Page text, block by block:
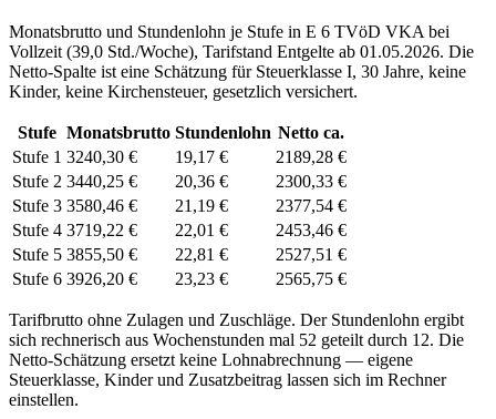
Monatsbrutto und Stundenlohn je Stufe in E 6 TVöD VKA bei
Vollzeit (39,0 Std./Woche), Tarifstand Entgelte ab 01.05.2026. Die
Netto-Spalte ist eine Schätzung für Steuerklasse I, 30 Jahre, keine
Kinder, keine Kirchensteuer, gesetzlich versichert.
Stufe Monatsbrutto Stundenlohn Netto ca.
Stufe 1 3240,30 € 19,17 €
2189,28 €
Stufe 2 3440,25 € 20,36 €
2300,33 €
Stufe 3 3580,46 € 21,19 €
2377,54 €
Stufe 4 3719,22 € 22,01 €
2453,46 €
Stufe 5 3855,50 € 22,81 €
2527,51 €
Stufe 6 3926,20 € 23,23 € 2565,75 €
Tarifbrutto ohne Zulagen und Zuschläge. Der Stundenlohn ergibt
sich rechnerisch aus Wochenstunden mal 52 geteilt durch 12. Die
Netto-Schätzung ersetzt keine Lohnabrechnung — eigene
Steuerklasse, Kinder und Zusatzbeitrag lassen sich im Rechner
einstellen.